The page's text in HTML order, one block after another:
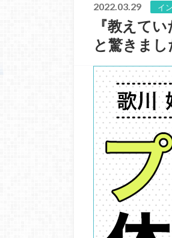
2022.03.29 イ
『教えて
と驚きま